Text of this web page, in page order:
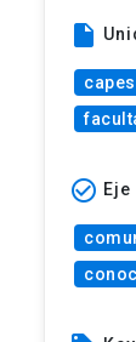
insert_drive_file
check_circle_outline